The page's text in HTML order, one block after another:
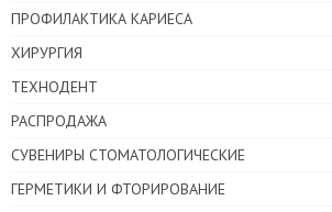
ПРОФИЛАКТИКА КАРИЕСА
ХИРУРГИЯ
ТЕХНОДЕНТ
РАСПРОДАЖА
СУВЕНИРЫ СТОМАТОЛОГИЧЕСКИЕ
ГЕРМЕТИКИ И ФТОРИРОВАНИЕ